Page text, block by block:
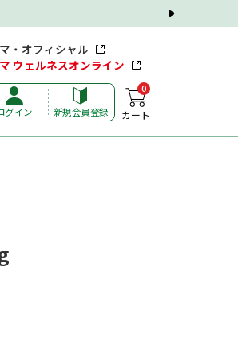
・オフィシャル
ウェルネスオンライン
グイン 新規会員登録
0
カート